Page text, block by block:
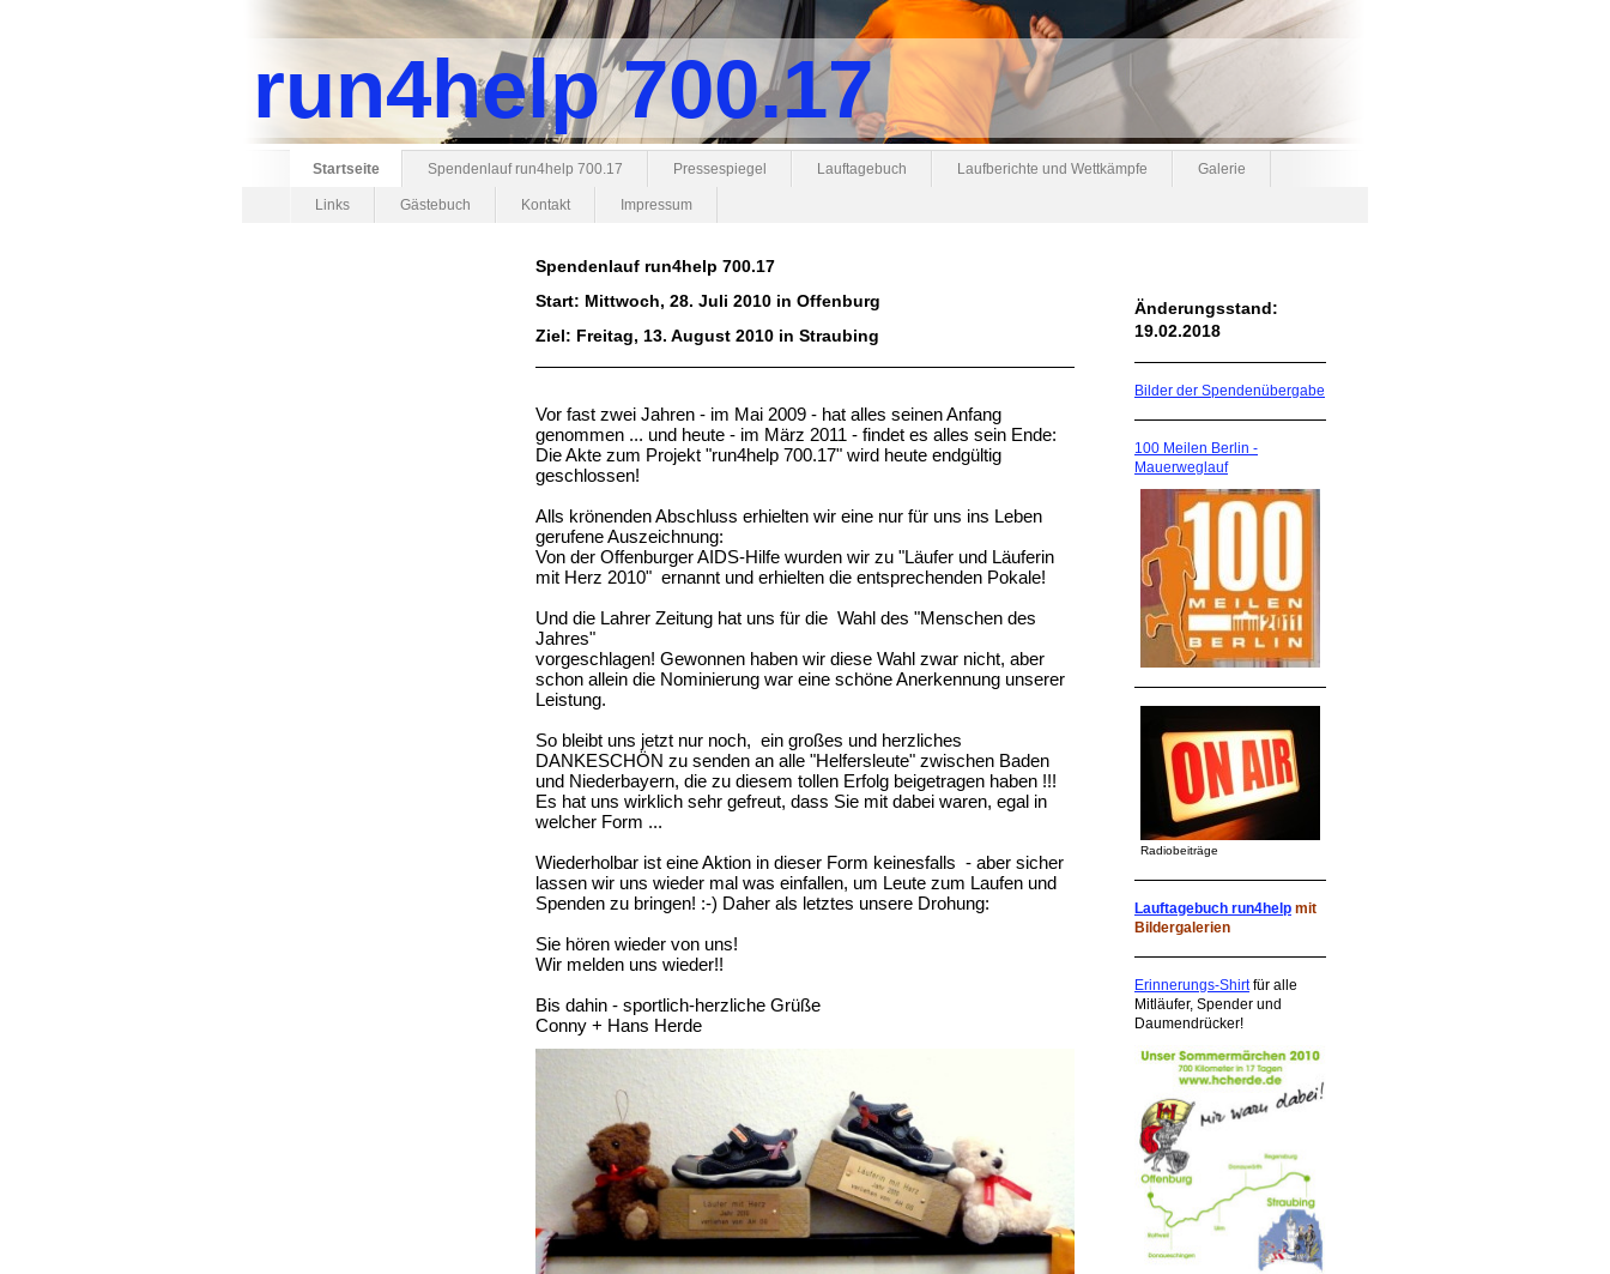
run4help 700.17
Startseite Spendenlauf run4help 700.17 Pressespiegel Lauftagebuch Laufberichte und Wettkämpfe Galerie
Links Gästebuch Kontakt Impressum
Spendenlauf run4help 700.17
Start: Mittwoch, 28. Juli 2010 in Offenburg
Ziel: Freitag, 13. August 2010 in Straubing
Vor fast zwei Jahren - im Mai 2009 - hat alles seinen Anfang
genommen ... und heute - im März 2011 - findet es alles sein Ende:
Die Akte zum Projekt "run4help 700.17" wird heute endgültig
geschlossen!
Alls krönenden Abschluss erhielten wir eine nur für uns ins Leben
gerufene Auszeichnung:
Von der Offenburger AIDS-Hilfe wurden wir zu "Läufer und Läuferin
mit Herz 2010" ernannt und erhielten die entsprechenden Pokale!
Und die Lahrer Zeitung hat uns für die Wahl des "Menschen des
Jahres"
vorgeschlagen! Gewonnen haben wir diese Wahl zwar nicht, aber
schon allein die Nominierung war eine schöne Anerkennung unserer
Leistung.
So bleibt uns jetzt nur noch, ein großes und herzliches
DANKESCHÖN zu senden an alle "Helfersleute" zwischen Baden
und Niederbayern, die zu diesem tollen Erfolg beigetragen haben !!!
Es hat uns wirklich sehr gefreut, dass Sie mit dabei waren, egal in
welcher Form ...
Wiederholbar ist eine Aktion in dieser Form keinesfalls - aber sicher
lassen wir uns wieder mal was einfallen, um Leute zum Laufen und
Spenden zu bringen! :-) Daher als letztes unsere Drohung:
Sie hören wieder von uns!
Wir melden uns wieder!!
Bis dahin - sportlich-herzliche Grüße
Conny + Hans Herde
Änderungsstand:
19.02.2018
Bilder der Spendenübergabe
100 Meilen Berlin -
Mauerweglauf
Radiobeiträge
Lauftagebuch run4help mit
Bildergalerien
Erinnerungs-Shirtfür alle
Mitläufer, Spender und
Daumendrücker!